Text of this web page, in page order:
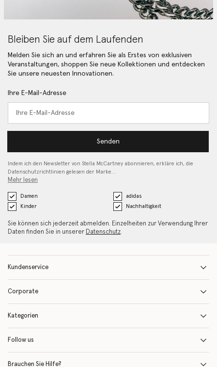
Bleiben Sie auf dem Laufenden
Melden Sie sich an und erfahren Sie als Erstes von exklusiven
Veranstaltungen, shoppen Sie neue Kollektionen und entdecken
Sie unsere neuesten Innovationen.
Ihre E-Mail-Adresse
Senden
Indem ich den Newsletter von Stella McCartney abonnieren, erkläre ich, die
Datenschutzrichtlinien gelesen der Marke…
Mehr lesen
Damen
adidas
Kinder
Nachhaltigkeit
Sie können sich jederzeit abmelden. Einzelheiten zur Verwendung Ihrer
Daten finden Sie in unserer Datenschutz.
Kundenservice
Corporate
Kategorien
Follow us
Brauchen Sie Hilfe?